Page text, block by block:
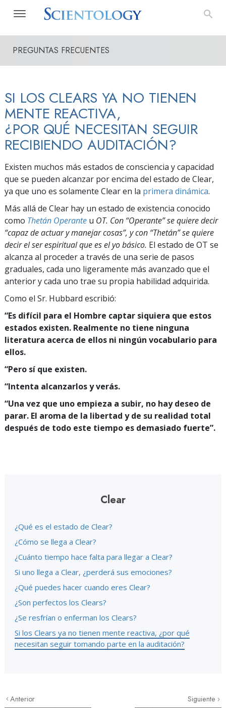
PREGUNTAS FRECUENTES
SI LOS CLEARS YA NO TIENEN
MENTE REACTIVA,
¿POR QUÉ NECESITAN SEGUIR
RECIBIENDO AUDITACIÓN?
Existen muchos más estados de consciencia y capacidad
que se pueden alcanzar por encima del estado de Clear,
ya que uno es solamente Clear en la primera dinámica.
Más allá de Clear hay un estado de existencia conocido
como Thetán Operante u OT. Con “Operante” se quiere decir
“capaz de actuar y manejar cosas”, y con “Thetán” se quiere
decir el ser espiritual que es el yo básico. El estado de OT se
alcanza al proceder a través de una serie de pasos
graduales, cada uno ligeramente más avanzado que el
anterior y cada uno trae su propia habilidad adquirida.
Como el Sr. Hubbard escribió:
“Es difícil para el Hombre captar siquiera que estos
estados existen. Realmente no tiene ninguna
literatura acerca de ellos ni ningún vocabulario para
ellos.
“Pero sí que existen.
“Intenta alcanzarlos y verás.
“Una vez que uno empieza a subir, no hay deseo de
parar. El aroma de la libertad y de su realidad total
después de todo este tiempo es demasiado fuerte”.
Clear
¿Qué es el estado de Clear?
¿Cómo se llega a Clear?
¿Cuánto tiempo hace falta para llegar a Clear?
Si uno llega a Clear, ¿perderá sus emociones?
¿Qué puedes hacer cuando eres Clear?
¿Son perfectos los Clears?
¿Se resfrían o enferman los Clears?
Si los Clears ya no tienen mente reactiva, ¿por qué
necesitan seguir tomando parte en la auditación?
Anterior Siguiente